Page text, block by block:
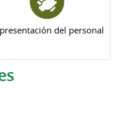
del personal